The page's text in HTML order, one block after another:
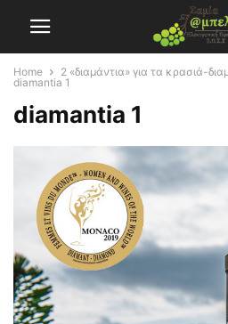
Home
2 «διαμάντια» για τα κρασιά-
diamantia 1
diamantia 1